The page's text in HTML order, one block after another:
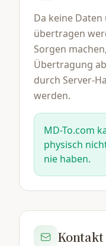
Da keine
übertragen
Sorgen
Übertragung
durch Server-
werden.
MD-To.com
physisch
nie haben.
Kontakt